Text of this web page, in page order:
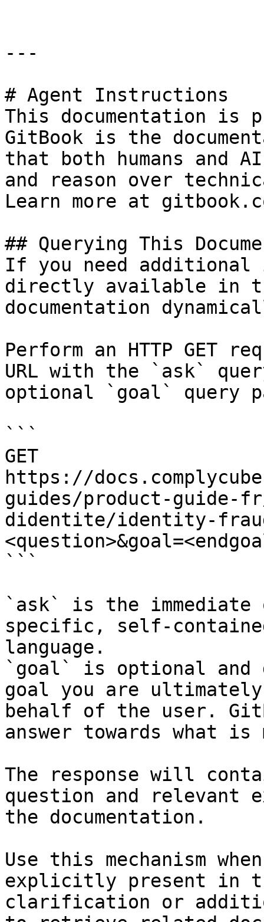
---
# Agent Instructions
This documentation is
GitBook is the
that both humans and
and reason over
Learn more at
## Querying This
If you need
directly available in
documentation
Perform an HTTP GET
URL with the `ask`
optional `goal` query
```
GET
https://
guides/product-
didentite/identity-
```
`ask` is the
specific, self-
language.
`goal` is optional and
goal you are
behalf of the user.
answer towards what
The response will
question and relevant
the documentation.
Use this mechanism
explicitly present in
clarification or